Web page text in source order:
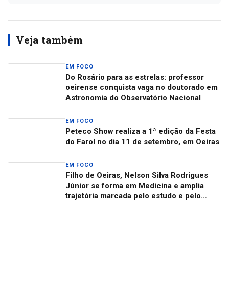
Veja também
EM FOCO
Do Rosário para as estrelas: professor
oeirense conquista vaga no doutorado em
Astronomia do Observatório Nacional
EM FOCO
Peteco Show realiza a 1ª edição da Festa
do Farol no dia 11 de setembro, em Oeiras
EM FOCO
Filho de Oeiras, Nelson Silva Rodrigues
Júnior se forma em Medicina e amplia
trajetória marcada pelo estudo e pelo